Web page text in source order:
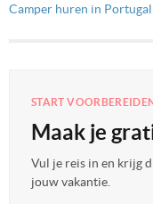
Camper huren in Portugal
START
Maak je
Vul je reis in en krijg
jouw vakantie.